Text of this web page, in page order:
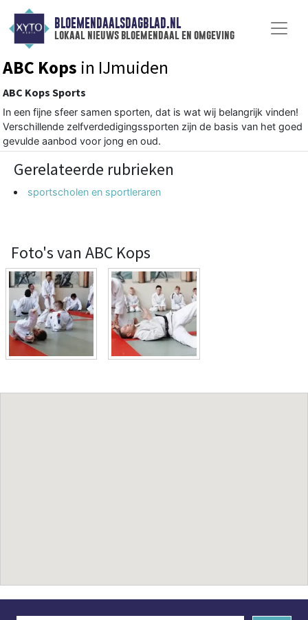
BLOEMENDAALSDAGBLAD.NL
lokaal nieuws bloemendaal en omgeving
ABC Kops in IJmuiden
ABC Kops Sports
In een fijne sfeer samen sporten, dat is wat wij belangrijk vinden!
Verschillende zelfverdedigingssporten zijn de basis van het goed
gevulde aanbod voor jong en oud.
Gerelateerde rubrieken
sportscholen en sportleraren
Foto's van ABC Kops